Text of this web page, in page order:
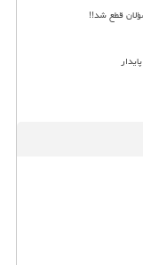
قطع شد!!